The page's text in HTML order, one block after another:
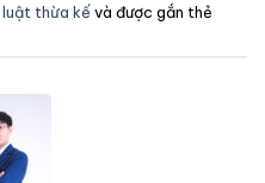
luật thừa kếvà được gắn thẻ